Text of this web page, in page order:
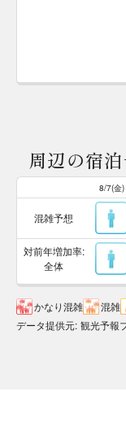
周辺の宿
8/7(金)
混雑予想
対前年増加率:
全体
かなり混雑 混雑
データ提供元: 観光予報